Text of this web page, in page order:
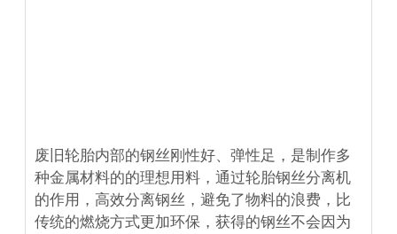
废旧轮胎内部的钢丝刚性好、弹性足，是制作多
种金属材料的的理想用料，通过轮胎钢丝分离机
的作用，高效分离钢丝，避免了物料的浪费，比
传统的燃烧方式更加环保，获得的钢丝不会因为